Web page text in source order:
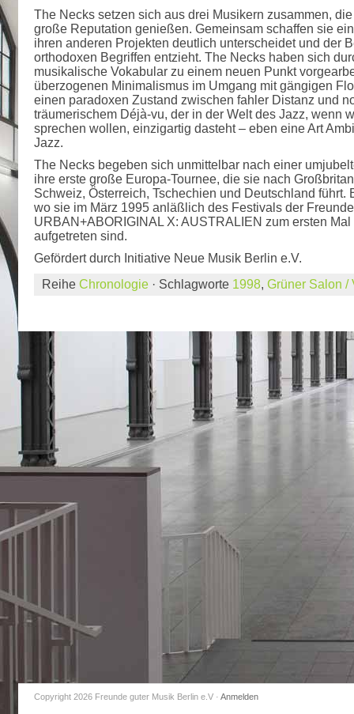
The Necks setzen sich aus drei Musikern zusammen,
große Reputation genießen. Gemeinsam schaffen sie
ihren anderen Projekten deutlich unterscheidet und der
orthodoxen Begriffen entzieht. The Necks haben sich
musikalische Vokabular zu einem neuen Punkt
überzogenen Minimalismus im Umgang mit gängigen
einen paradoxen Zustand zwischen fahler Distanz und
träumerischem Déjà-vu, der in der Welt des Jazz, wenn
sprechen wollen, einzigartig dasteht – eben eine Art
Jazz.
The Necks begeben sich unmittelbar nach einer
ihre erste große Europa-Tournee, die sie nach
Schweiz, Österreich, Tschechien und Deutschland führt.
wo sie im März 1995 anläßlich des Festivals der
URBAN+ABORIGINAL X: AUSTRALIEN zum ersten
aufgetreten sind.
Gefördert durch Initiative Neue Musik Berlin e.V.
Reihe Chronologie · Schlagworte 1998, Grüner Salon /
Copyright 2026 Freunde guter Musik Berlin e.V · Anmelden